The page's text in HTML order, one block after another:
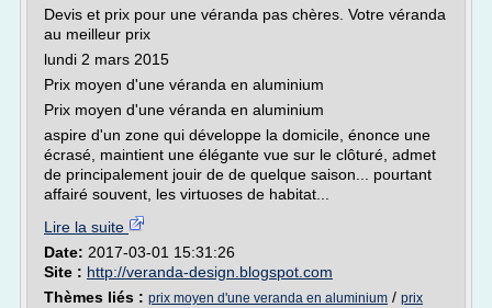
Devis et prix pour une véranda pas chères. Votre véranda
au meilleur prix
lundi 2 mars 2015
Prix moyen d'une véranda en aluminium
Prix moyen d'une véranda en aluminium
aspire d'un zone qui développe la domicile, énonce une
écrasé, maintient une élégante vue sur le clôturé, admet
de principalement jouir de de quelque saison... pourtant
affairé souvent, les virtuoses de habitat...
Lire la suite
Date: 2017-03-01 15:31:26
Site : http://veranda-design.blogspot.com
Thèmes liés : prix moyen d'une veranda en aluminium / prix